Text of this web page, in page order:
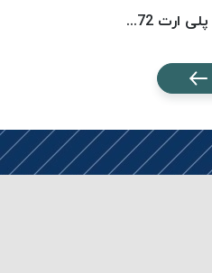
نخ دوخت ترکیه پلی ارت 8072 POLYART